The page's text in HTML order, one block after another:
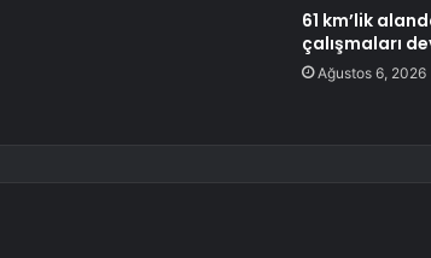
61 km’lik
çalışmaları
Ağustos 6, 2026